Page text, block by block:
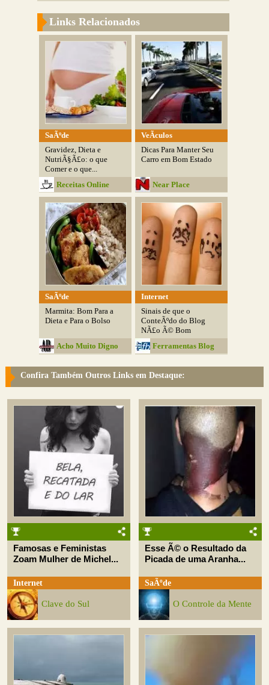
Links Relacionados
SaÃºde
Gravidez, Dieta e
NutriÃ§Ã£o: o que
Comer e o que...
Receitas Online
VeÃ­culos
Dicas Para Manter Seu
Carro em Bom Estado
Near Place
SaÃºde
Marmita: Bom Para a
Dieta e Para o Bolso
Acho Muito Digno
Internet
Sinais de que o
ConteÃºdo do Blog
NÃ£o Ã© Bom
Ferramentas Blog
Confira Também Outros Links em Destaque:
Famosas e Feministas
Zoam Mulher de Michel...
Internet
Clave do Sul
Esse Ã© o Resultado da
Picada de uma Aranha...
SaÃºde
O Controle da Mente